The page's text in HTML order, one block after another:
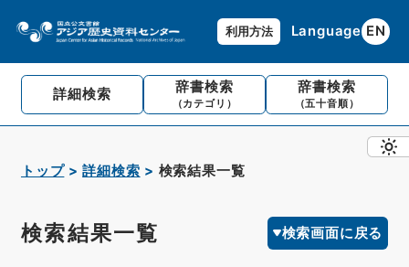
利用方法 Language EN
詳細検索 辞書検索
（カテゴリ）
辞書検索
（五十音順）
トップ 詳細検索 検索結果一覧
検索結果一覧 検索画面に戻る